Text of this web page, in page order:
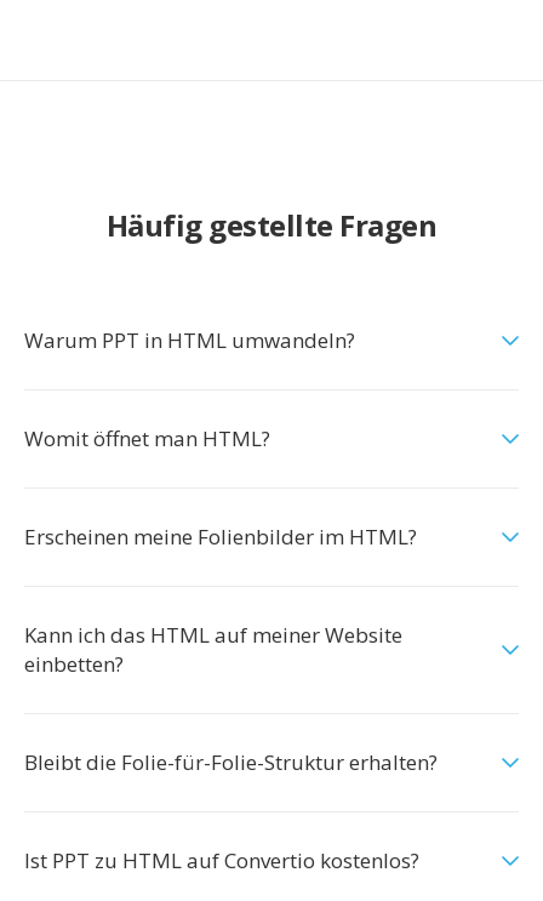
Häufig gestellte Fragen
Warum PPT in HTML umwandeln?
Womit öffnet man HTML?
Erscheinen meine Folienbilder im HTML?
Kann ich das HTML auf meiner Website
einbetten?
Bleibt die Folie-für-Folie-Struktur erhalten?
Ist PPT zu HTML auf Convertio kostenlos?